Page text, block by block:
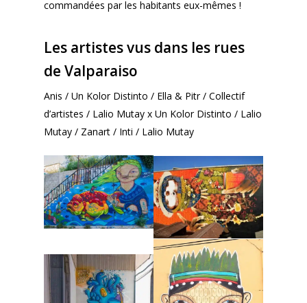
commandées par les habitants eux-mêmes !
Les artistes vus dans les rues
de Valparaiso
Anis / Un Kolor Distinto / Ella & Pitr / Collectif
d’artistes / Lalio Mutay x Un Kolor Distinto / Lalio
Mutay / Zanart / Inti / Lalio Mutay